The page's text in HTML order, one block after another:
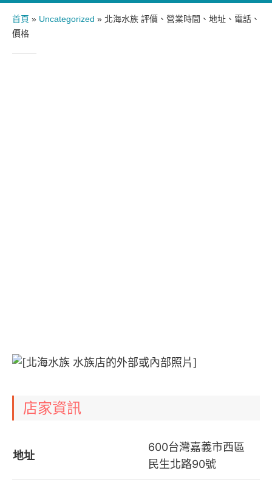
首頁 » Uncategorized » 北海水族 評價、營業時間、地址、電話、
價格
店家資訊
地址
600台灣嘉義市西區
民生北路90號